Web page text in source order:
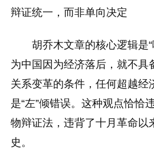
辩证统一，而非单向决定
胡乔木文章的核心逻辑是
为中国因为经济落后，就不具
关系变革的条件，任何超越经
是“左”倾错误。这种观点恰恰
物辩证法，违背了十月革命以
史。